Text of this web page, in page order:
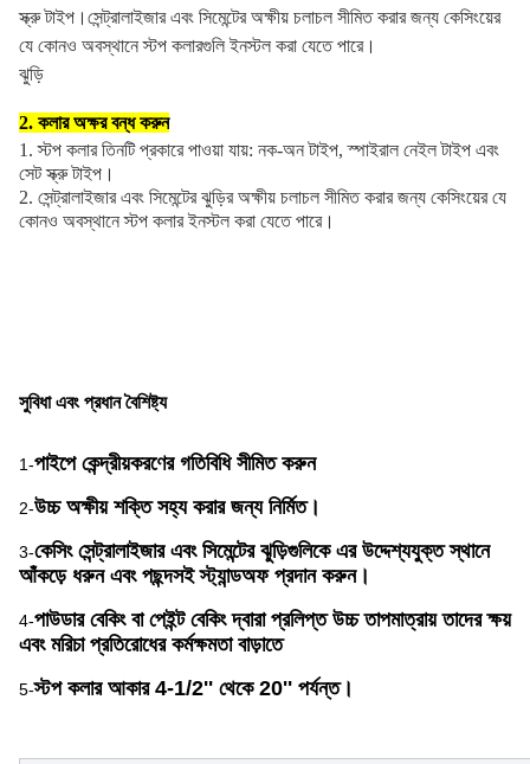
স্ক্রু টাইপ।সেন্ট্রালাইজার এবং সিমেন্টের অক্ষীয় চলাচল সীমিত করার জন্য কেসিংয়ের
যে কোনও অবস্থানে স্টপ কলারগুলি ইনস্টল করা যেতে পারে।
ঝুড়ি
2. কলার অক্ষর বন্ধ করুন
1. স্টপ কলার তিনটি প্রকারে পাওয়া যায়: নক-অন টাইপ, স্পাইরাল নেইল টাইপ এবং
সেট স্ক্রু টাইপ।
2. সেন্ট্রালাইজার এবং সিমেন্টের ঝুড়ির অক্ষীয় চলাচল সীমিত করার জন্য কেসিংয়ের যে
কোনও অবস্থানে স্টপ কলার ইনস্টল করা যেতে পারে।
সুবিধা এবং প্রধান বৈশিষ্ট্য
1-পাইপে কেন্দ্রীয়করণের গতিবিধি সীমিত করুন
2-উচ্চ অক্ষীয় শক্তি সহ্য করার জন্য নির্মিত।
3-কেসিং সেন্ট্রালাইজার এবং সিমেন্টের ঝুড়িগুলিকে এর উদ্দেশ্যযুক্ত স্থানে
আঁকড়ে ধরুন এবং পছন্দসই স্ট্যান্ডঅফ প্রদান করুন।
4-পাউডার বেকিং বা পেইন্ট বেকিং দ্বারা প্রলিপ্ত উচ্চ তাপমাত্রায় তাদের ক্ষয়
এবং মরিচা প্রতিরোধের কর্মক্ষমতা বাড়াতে
5-স্টপ কলার আকার 4-1/2'' থেকে 20'' পর্যন্ত।